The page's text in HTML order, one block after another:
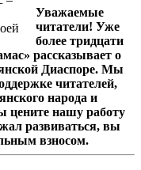
Уважаемые
читатели! Уже
более тридцати
рассказывает о
Диаспоре. Мы
читателей,
народа и
цените нашу работу
развиваться, вы
взносом.